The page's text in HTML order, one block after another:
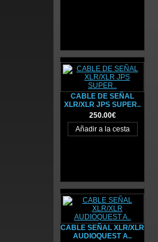
CABLE DE SEÑAL
XLR/XLR JPS SUPER..
250.00€
CABLE SEÑAL XLR/XLR
AUDIOQUEST A..